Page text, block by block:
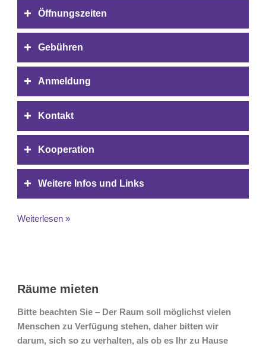
Öffnungszeiten
Gebühren
Anmeldung
Kontakt
Kooperation
Weitere Infos und Links
Weiterlesen »
Räume mieten
Bitte beachten Sie – Der Raum soll möglichst vielen
Menschen zu Verfügung stehen, daher bitten wir
darum, sich so zu verhalten, als ob es Ihr zu Hause